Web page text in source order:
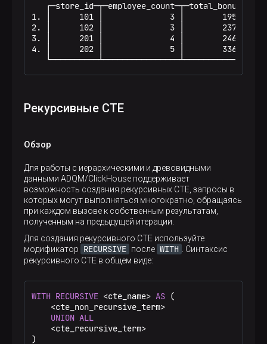
1. │      101 │              3 │        1950 │
2. │      102 │              3 │        2370 │
3. │      201 │              4 │        2460 │
4. │      202 │              5 │        3360 │
Рекурсивные CTE
Обзор
Для работы с иерархическими и древовидными
данными ADQM/ClickHouse поддерживает
возможность создания рекурсивных CTE, запросы в
которых могут выполняться многократно, обращаясь
при каждом вызове к собственным результатам,
полученным на предыдущей итерации.
Для создания рекурсивного CTE используйте
модификатор
RECURSIVE после WITH
. Синтаксис
рекурсивного CTE в общем виде:
WITH RECURSIVE <cte_name> AS (
<cte_non_recursive_term>
UNION ALL
<cte_recursive_term>